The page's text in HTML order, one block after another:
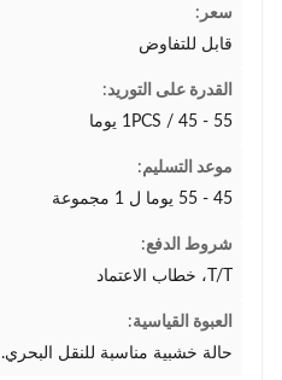
سعر:
قابل للتفاوض
القدرة على التوريد:
1PCS / 45 - 55 يوما
موعد التسليم:
45 - 55 يوما ل 1 مجموعة
شروط الدفع:
T/T، خطاب الاعتماد
العبوة القياسية:
حالة خشبية مناسبة للنقل البحري.